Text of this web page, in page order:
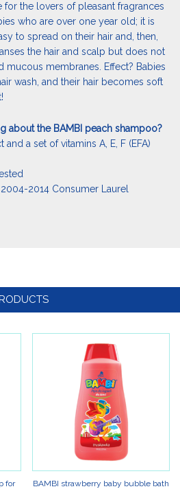
the lovers of pleasant fragrances
who are over one year old; it is
to spread on their hair and, then,
the hair and scalp but does not
mucous membranes. Effect? Babies
wash, and their hair becomes soft
about the BAMBI peach shampoo?
and a set of vitamins A, E, F (EFA)
2014 Consumer Laurel
for
BAMBI strawberry baby bubble bath